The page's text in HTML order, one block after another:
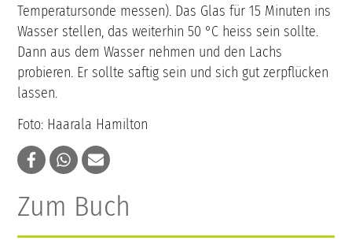
Temperatursonde messen). Das Glas für 15 Minuten ins
Wasser stellen, das weiterhin 50 °C heiss sein sollte.
Dann aus dem Wasser nehmen und den Lachs
probieren. Er sollte saftig sein und sich gut zerpflücken
lassen.
Foto: Haarala Hamilton
Zum Buch